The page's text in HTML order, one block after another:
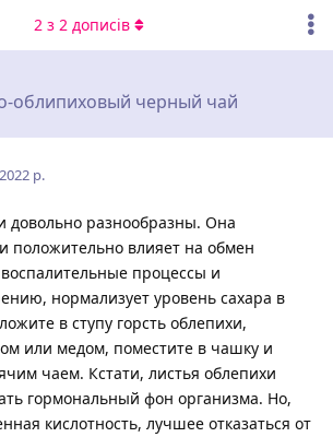
облипиховый черный чай
2з 2дописів
р.
довольно разнообразны. Она
положительно влияет на обмен
процессы и
нормализует уровень сахара в
в ступу горсть облепихи,
или медом, поместите в чашку и
чаем. Кстати, листья облепихи
гормональный фон организма. Но,
кислотность, лучшее отказаться от